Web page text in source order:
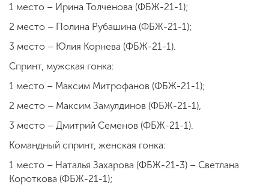
1 место – Ирина Толченова (ФБЖ-21-1);
2 место – Полина Рубашина (ФБЖ-21-1);
3 место – Юлия Корнева (ФБЖ-21-1).
Спринт, мужская гонка:
1 место – Максим Митрофанов (ФБЖ-21-1);
2 место – Максим Замулдинов (ФБЖ-21-1),
3 место – Дмитрий Семенов (ФБЖ-21-1).
Командный спринт, женская гонка:
1 место – Наталья Захарова (ФБЖ-21-3) – Светлана
Короткова (ФБЖ-21-1);